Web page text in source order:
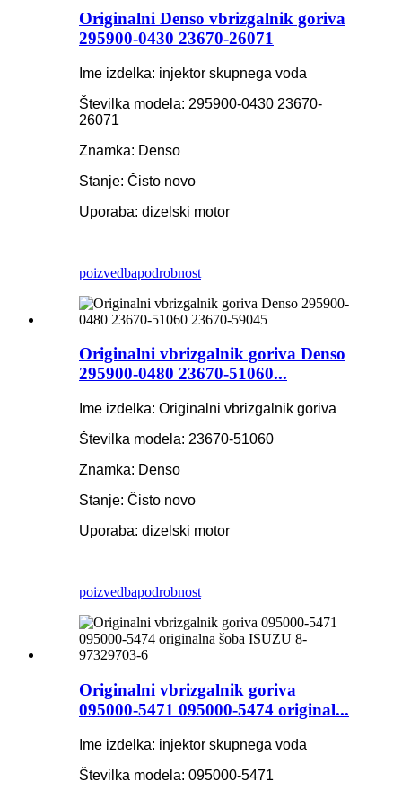
Originalni Denso vbrizgalnik goriva
295900-0430 23670-26071
Ime izdelka: injektor skupnega voda
Številka modela: 295900-0430 23670-
26071
Znamka: Denso
Stanje: Čisto novo
Uporaba: dizelski motor
poizvedbapodrobnost
Originalni vbrizgalnik goriva Denso
295900-0480 23670-51060...
Ime izdelka: Originalni vbrizgalnik goriva
Številka modela: 23670-51060
Znamka: Denso
Stanje: Čisto novo
Uporaba: dizelski motor
poizvedbapodrobnost
Originalni vbrizgalnik goriva
095000-5471 095000-5474 original...
Ime izdelka: injektor skupnega voda
Številka modela: 095000-5471